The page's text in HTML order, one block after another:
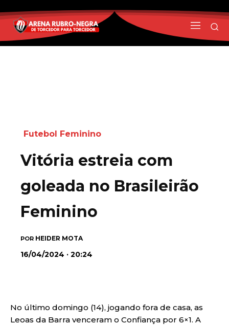
Futebol Feminino
Vitória estreia com
goleada no Brasileirão
Feminino
POR HEIDER MOTA
16/04/2024 · 20:24
No último domingo (14), jogando fora de casa, as
Leoas da Barra venceram o Confiança por 6×1. A